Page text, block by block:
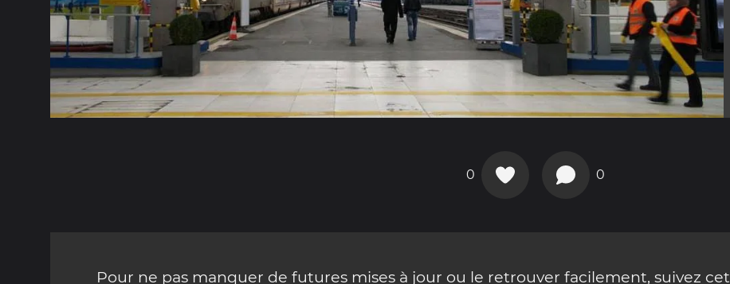
0 0
Pour ne pas manquer de futures mises à jour ou le retrouver facilement, suivez cet